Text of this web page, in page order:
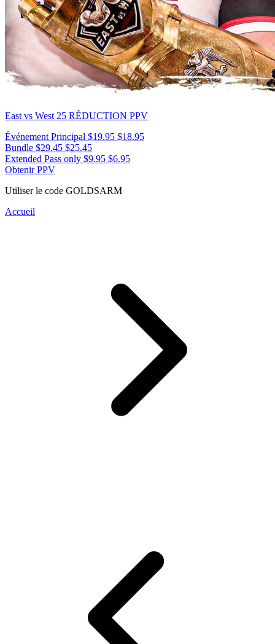
East vs West 25 RÉDUCTION PPV
Événement Principal $19.95 $18.95
Bundle $29.45 $25.45
Extended Pass only $9.95 $6.95
Obtenir PPV
Utiliser le code GOLDSARM
Accueil